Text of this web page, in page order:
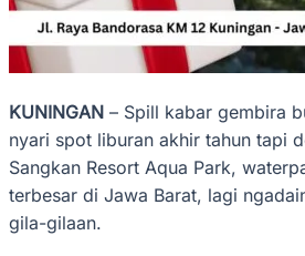
KUNINGAN – Spill kabar gembira
nyari spot liburan akhir tahun tapi
Sangkan Resort Aqua Park,
terbesar di Jawa Barat, lagi
gila-gilaan.